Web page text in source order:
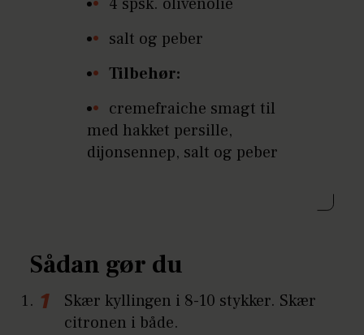
salt og peber
Tilbehør:
cremefraiche smagt til
med hakket persille,
dijonsennep, salt og peber
Sådan gør du
Skær kyllingen i 8-10 stykker. Skær
citronen i både.